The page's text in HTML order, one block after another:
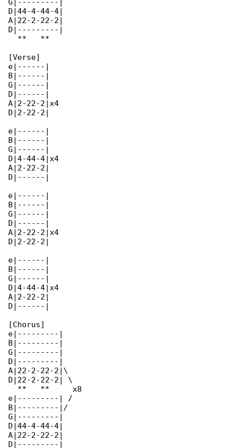
G|---------|
D|44-4-44-4|
A|22-2-22-2|
D|---------|
  **   **
[Verse]
e|------|
B|------|
G|------|
D|------|
A|2-22-2|x4
D|2-22-2|
e|------|
B|------|
G|------|
D|4-44-4|x4
A|2-22-2|
D|------|
e|------|
B|------|
G|------|
D|------|
A|2-22-2|x4
D|2-22-2|
e|------|
B|------|
G|------|
D|4-44-4|x4
A|2-22-2|
D|------|
[Chorus]
e|---------|
B|---------|
G|---------|
D|---------|
A|22-2-22-2|\
D|22-2-22-2| \
  **   **     x8
e|---------| /
B|---------|/
G|---------|
D|44-4-44-4|
A|22-2-22-2|
D|---------|